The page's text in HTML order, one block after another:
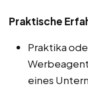
Praktische
Praktika
eines